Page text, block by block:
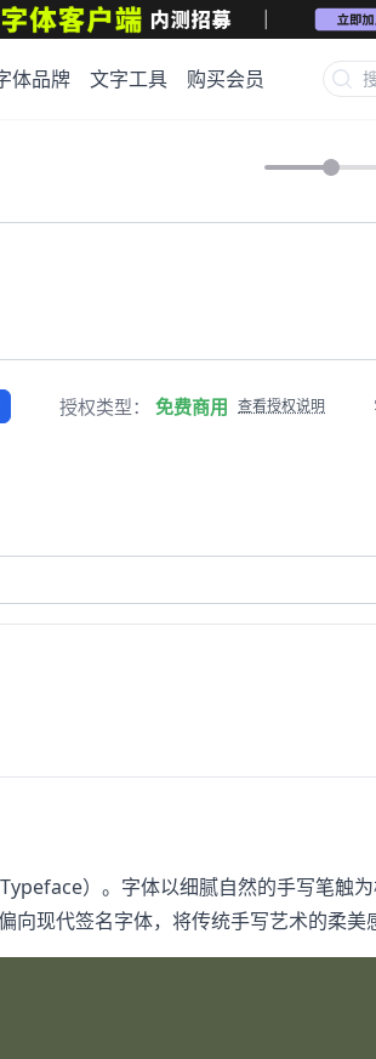
体品牌 文字工具 购买会员
授权类型： 免费商用 查看授权说明
）。字体以细腻自然的手写笔触
现代签名字体，将传统手写艺术的柔美